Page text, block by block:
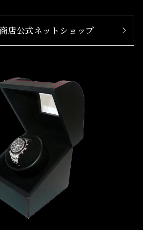
店公式ネットショップ